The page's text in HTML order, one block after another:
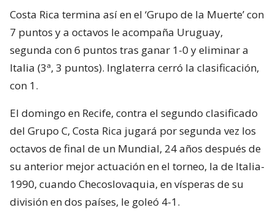
Costa Rica termina así en el ‘Grupo de la Muerte’ con
7 puntos y a octavos le acompaña Uruguay,
segunda con 6 puntos tras ganar 1-0 y eliminar a
Italia (3ª, 3 puntos). Inglaterra cerró la clasificación,
con 1.
El domingo en Recife, contra el segundo clasificado
del Grupo C, Costa Rica jugará por segunda vez los
octavos de final de un Mundial, 24 años después de
su anterior mejor actuación en el torneo, la de Italia-
1990, cuando Checoslovaquia, en vísperas de su
división en dos países, le goleó 4-1.